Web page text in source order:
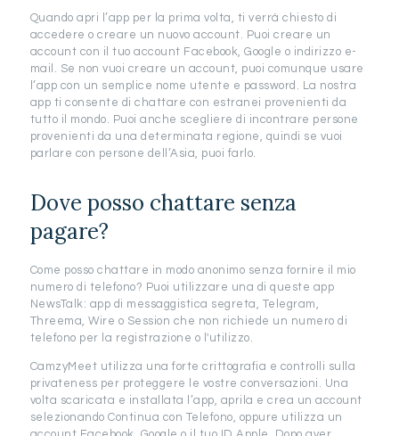
Quando apri l’app per la prima volta, ti verrà chiesto di
accedere o creare un nuovo account. Puoi creare un
account con il tuo account Facebook, Google o indirizzo e-
mail. Se non vuoi creare un account, puoi comunque usare
l’app con un semplice nome utente e password. La nostra
app ti consente di chattare con estranei provenienti da
tutto il mondo. Puoi anche scegliere di incontrare persone
provenienti da una determinata regione, quindi se vuoi
parlare con persone dell’Asia, puoi farlo.
Dove posso chattare senza
pagare?
Come posso chattare in modo anonimo senza fornire il mio
numero di telefono? Puoi utilizzare una di queste app
NewsTalk: app di messaggistica segreta, Telegram,
Threema, Wire o Session che non richiede un numero di
telefono per la registrazione o l'utilizzo.
CamzyMeet utilizza una forte crittografia e controlli sulla
privateness per proteggere le vostre conversazioni. Una
volta scaricata e installata l’app, aprila e crea un account
selezionando Continua con Telefono, oppure utilizza un